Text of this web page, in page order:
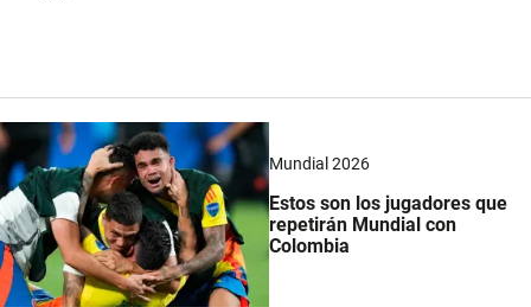
Mundial 2026
Estos son los jugadores que
repetirán Mundial con
Colombia